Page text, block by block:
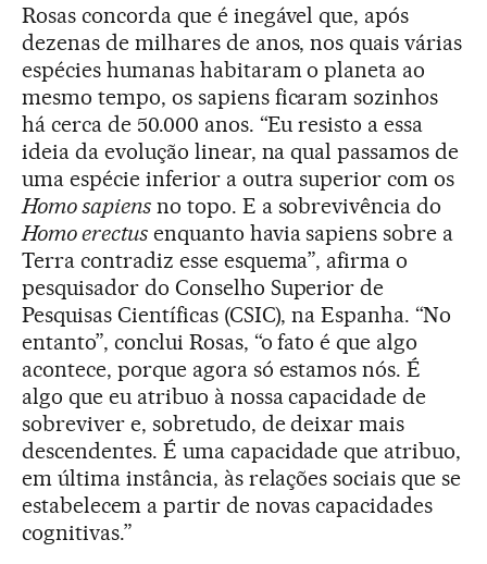
Rosas concorda que é inegável que, após
dezenas de milhares de anos, nos quais várias
espécies humanas habitaram o planeta ao
mesmo tempo, os sapiens ficaram sozinhos
há cerca de 50.000 anos. “Eu resisto a essa
ideia da evolução linear, na qual passamos de
uma espécie inferior a outra superior com os
Homo sapiensno topo. E a sobrevivência do
Homo erectusenquanto havia sapiens sobre a
Terra contradiz esse esquema”, afirma o
pesquisador do Conselho Superior de
Pesquisas Científicas (CSIC), na Espanha. “No
entanto”, conclui Rosas, “o fato é que algo
acontece, porque agora só estamos nós. É
algo que eu atribuo à nossa capacidade de
sobreviver e, sobretudo, de deixar mais
descendentes. É uma capacidade que atribuo,
em última instância, às relações sociais que se
estabelecem a partir de novas capacidades
cognitivas.”